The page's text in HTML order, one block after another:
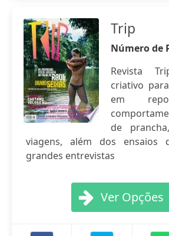
Trip
Número de
Revista
criativo
em
de
viagens, além dos
grandes entrevistas
Ver Opções